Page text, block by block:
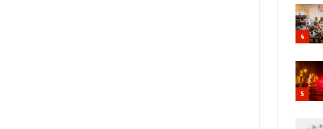
4
5